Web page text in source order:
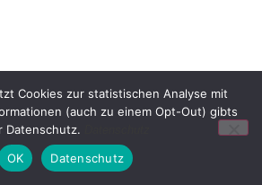
Cookies zur statistischen Analyse mit
(auch zu einem Opt-Out) gibts
Datenschutz.
OK Datenschutz